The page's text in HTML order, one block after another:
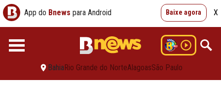
App do Bnews para Android Baixe agora X
BahiaRio Grande do NorteAlagoasSão Paulo